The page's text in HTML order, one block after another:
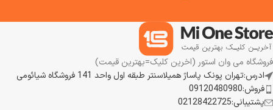
فروشگاه می وان استور (اخرین کلیک=بهترین قیمت)
ادرس:تهران پونک پاساژ همیلاسنتر طبقه اول واحد 141 فروشگاه شیائومی
فروش:09120480980
پشتیبانی:02128422725